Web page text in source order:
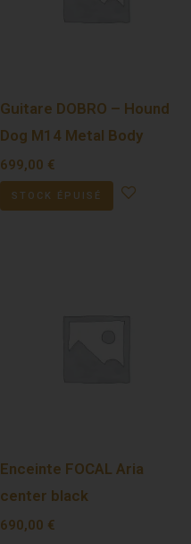
Guitare DOBRO – Hound
Dog M14 Metal Body
699,00 €
STOCK ÉPUISÉ
Enceinte FOCAL Aria
center black
690,00 €